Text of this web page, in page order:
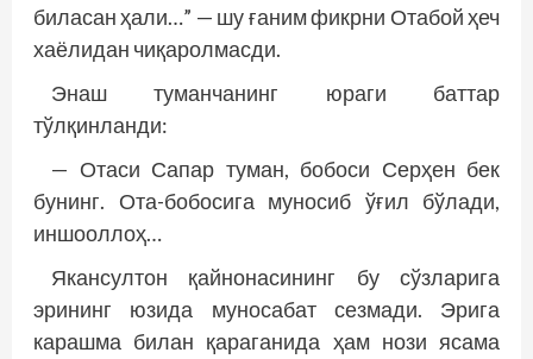
биласан ҳали…” — шу ғаним фикрни Отабой ҳеч
хаёлидан чиқаролмасди.
Энаш туманчанинг юраги баттар
тўлқинланди:
— Отаси Сапар туман, бобоси Серҳен бек
бунинг. Ота-бобосига муносиб ўғил бўлади,
иншооллоҳ…
Якансултон қайнонасининг бу сўзларига
эрининг юзида муносабат сезмади. Эрига
карашма билан қараганида ҳам нози ясама